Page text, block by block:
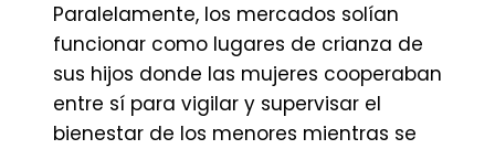
Paralelamente, los mercados solían
funcionar como lugares de crianza de
sus hijos donde las mujeres cooperaban
entre sí para vigilar y supervisar el
bienestar de los menores mientras se